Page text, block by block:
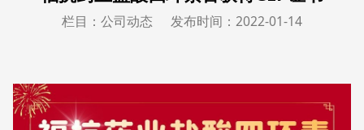
栏目：公司动态 发布时间：2022-01-14